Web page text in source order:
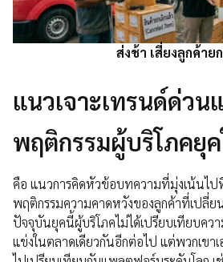
ส่งช้า เสี่ยงลูกค้าย
แนวเจาะเทรนด์ด่วน
พฤติกรรมผู้บริโภคยุ
คือ แนวการคิดหัวข้อบทความที่มุ่งเน้นไ
พฤติกรรมความคาดหวังของลูกค้าที่เปลี่ย
ปัจจุบันยุคนี้ผู้บริโภคไม่ได้เปรียบเทียบคว
แข่งในตลาดเดียวกันอีกต่อไป แต่พวกเขา